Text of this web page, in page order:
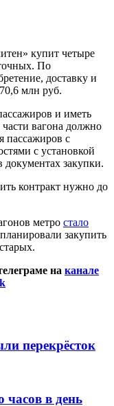
купит четыре
По
доставку и
млн руб.
и иметь
вагона должно
пассажиров с
с установкой
документах закупки.
контракт нужно до
метро стало
закупить
на канале
перекрёсток
часов в день